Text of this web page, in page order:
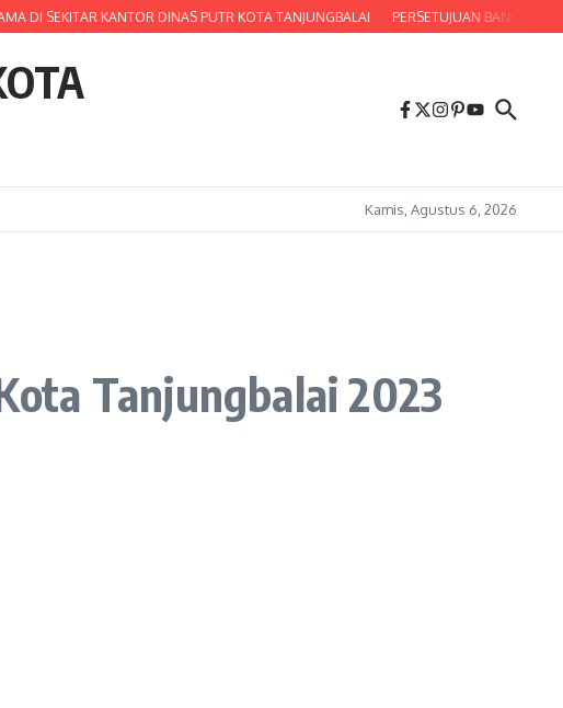
DI SEKITAR KANTOR DINAS PUTR KOTA TANJUNGBALAI PERSETUJUAN BANGUNAN
Kamis, Agustus 6, 2026
Tanjungbalai 2023